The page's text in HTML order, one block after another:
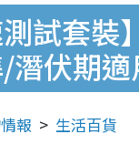
測試套
潛伏期適
報 生活百貨